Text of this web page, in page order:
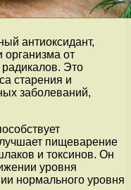
антиоксидант,
организма от
Это
старения и
заболеваний,
пищеварение
и токсинов. Он
уровня
нормального уровня